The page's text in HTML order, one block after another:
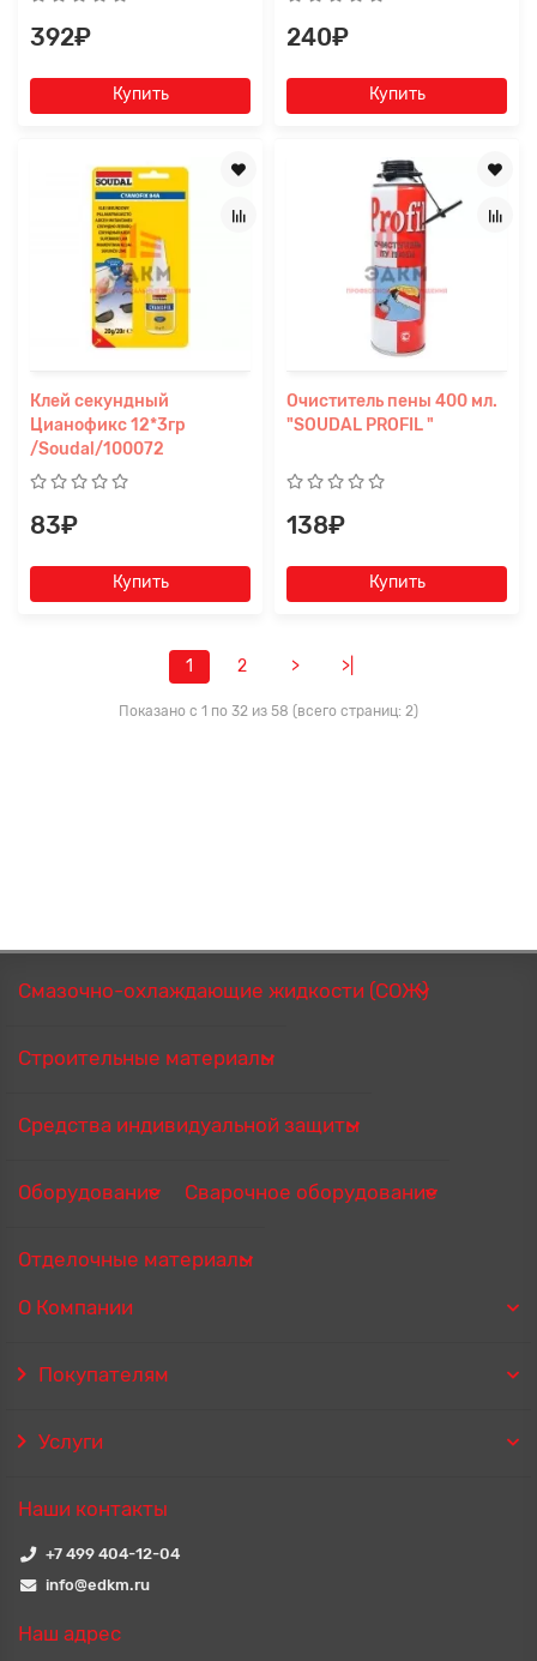
392₽
Купить
240₽
Купить
Клей секундный
Цианофикс 12*3гр
/Soudal/100072
83₽
Купить
Очиститель пены 400 мл.
"SOUDAL PROFIL "
138₽
Купить
1 2 > >|
Показано с 1 по 32 из 58 (всего страниц: 2)
Смазочно-охлаждающие жидкости (СОЖ)
Строительные материалы
Средства индивидуальной защиты
Оборудование Сварочное оборудование
Отделочные материалы
О Компании
Покупателям
Услуги
Наши контакты
+7 499 404-12-04
info@edkm.ru
Наш адрес